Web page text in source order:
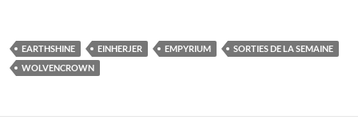
EARTHSHINE EINHERJER EMPYRIUM
SORTIES DE LA SEMAINE
WOLVENCROWN